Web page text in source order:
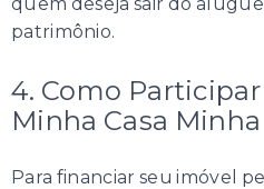
quem deseja sair do
patrimônio.
4. Como
Minha Casa
Para financiar seu imóvel